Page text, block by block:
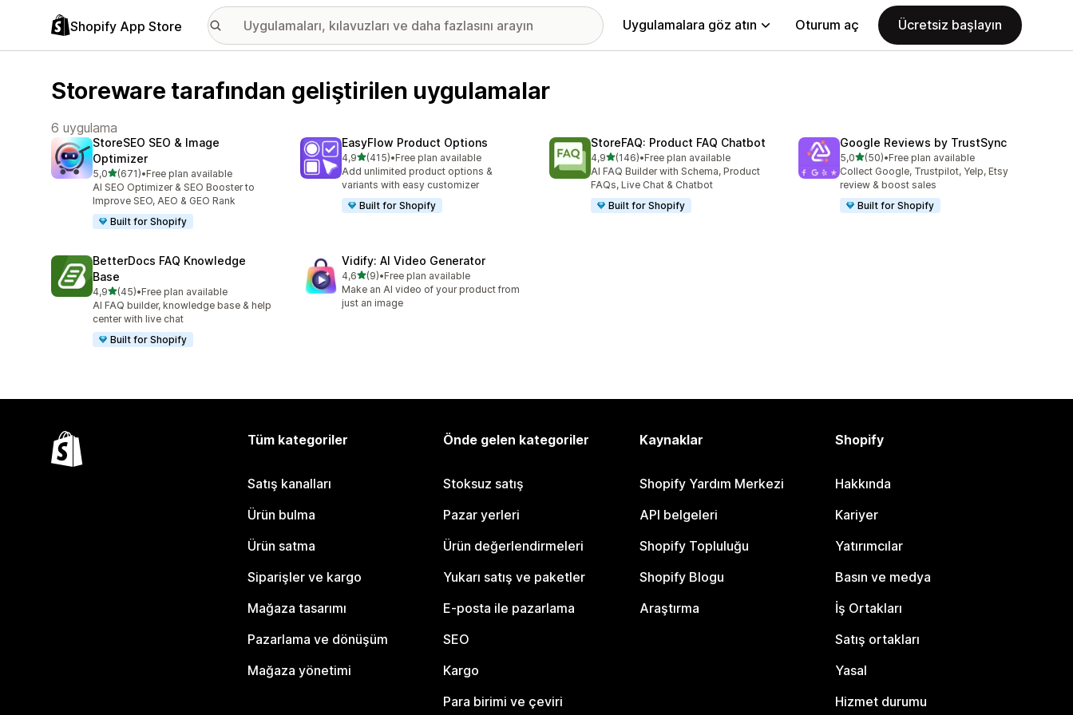
Shopify App Store Uygulamalara göz atın Oturum aç Ücretsiz başlayın
Storeware tarafından geliştirilen uygulamalar
6 uygulama
StoreSEO SEO & Image
Optimizer
5,05 yıldız üzerinden
(671)
toplam 671 değerlendirme
•Free plan available
AI SEO Optimizer & SEO Booster to
Improve SEO, AEO & GEO Rank
Built for Shopify
EasyFlow Product Options
4,95 yıldız üzerinden
(415)
toplam 415 değerlendirme
•Free plan available
Add unlimited product options &
variants with easy customizer
Built for Shopify
StoreFAQ: Product FAQ Chatbot
4,95 yıldız üzerinden
(146)
toplam 146 değerlendirme
•Free plan available
AI FAQ Builder with Schema, Product
FAQs, Live Chat & Chatbot
Built for Shopify
Google Reviews by TrustSync
5,05 yıldız üzerinden
(50)
toplam 50 değerlendirme
•Free plan available
Collect Google, Trustpilot, Yelp, Etsy
review & boost sales
Built for Shopify
BetterDocs FAQ Knowledge
Base
4,95 yıldız üzerinden
(45)
toplam 45 değerlendirme
•Free plan available
AI FAQ builder, knowledge base & help
center with live chat
Built for Shopify
Vidify: AI Video Generator
4,65 yıldız üzerinden
(9)
toplam 9 değerlendirme
•Free plan available
Make an AI video of your product from
just an image
Tüm kategoriler
Satış kanalları
Ürün bulma
Ürün satma
Siparişler ve kargo
Mağaza tasarımı
Pazarlama ve dönüşüm
Mağaza yönetimi
Önde gelen kategoriler
Stoksuz satış
Pazar yerleri
Ürün değerlendirmeleri
Yukarı satış ve paketler
E-posta ile pazarlama
SEO
Kargo
Para birimi ve çeviri
Kaynaklar
Shopify Yardım Merkezi
API belgeleri
Shopify Topluluğu
Shopify Blogu
Araştırma
Shopify
Hakkında
Kariyer
Yatırımcılar
Basın ve medya
İş Ortakları
Satış ortakları
Yasal
Hizmet durumu